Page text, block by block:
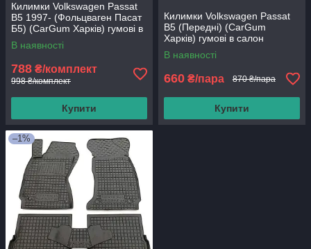
Килимки Volkswagen Passat
B5 1997- (Фольцваген Пасат
Б5) (CarGum Харків) гумові в
салон
В наявності
788 ₴/комплект
998 ₴/комплект
Купити
Килимки Volkswagen Passat
B5 (Передні) (CarGum
Харків) гумові в салон
В наявності
660 ₴/пара 870 ₴/пара
Купити
–1%